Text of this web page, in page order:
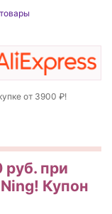
от 3900 ₽!
при
Купон